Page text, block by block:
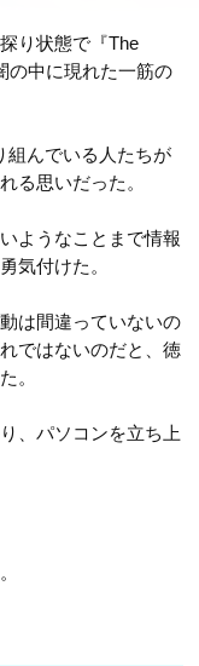
り状態で『The
の中に現れた一筋の
組んでいる人たちが
る思いだった。
ようなことまで情報
気付けた。
は間違っていないの
ではないのだと、徳
。
、パソコンを立ち上